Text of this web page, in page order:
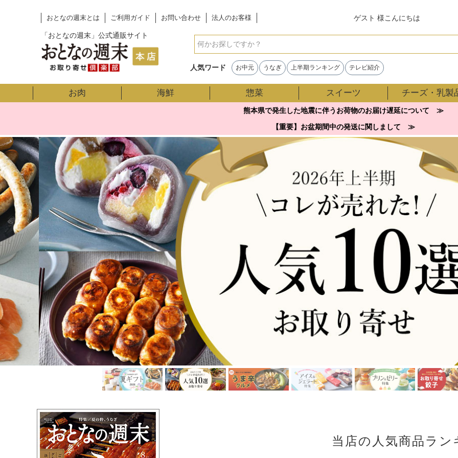
おとなの週末とは ご利用ガイド お問い合わせ 法人のお客様 ゲスト 様こんにちは
「おとなの週末」公式通販サイト
検索
人気ワード お中元 うなぎ 上半期ランキング テレビ紹介
お肉 海鮮 惣菜 スイーツ チーズ・乳製
熊本県で発生した地震に伴うお荷物のお届け遅延について ≫
【重要】お盆期間中の発送に関しまして ≫
当店の人気商品ラン